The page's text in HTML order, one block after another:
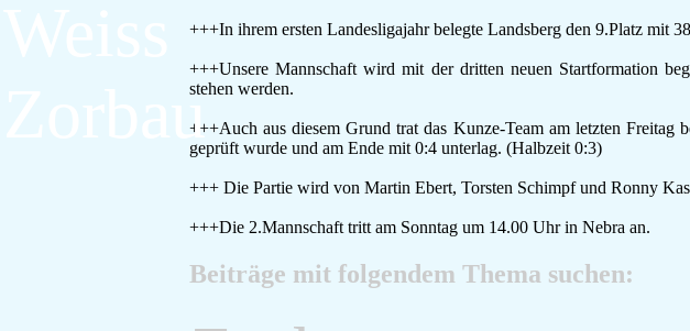
+++In ihrem ersten Landesligajahr belegte Landsberg den 9.Platz mit
+++Unsere Mannschaft wird mit der dritten neuen Startformation
stehen werden.
+++Auch aus diesem Grund trat das Kunze-Team am letzten
geprüft wurde und am Ende mit 0:4 unterlag. (Halbzeit 0:3)
+++ Die Partie wird von Martin Ebert, Torsten Schimpf und Ronny
+++Die 2.Mannschaft tritt am Sonntag um 14.00 Uhr in Nebra an.
Beiträge mit folgendem Thema suchen: